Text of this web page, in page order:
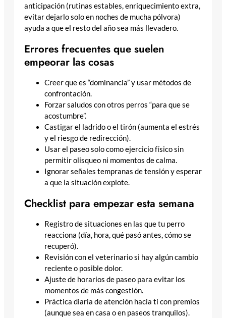
anticipación (rutinas estables, enriquecimiento extra,
evitar dejarlo solo en noches de mucha pólvora)
ayuda a que el resto del año sea más llevadero.
Errores frecuentes que suelen
empeorar las cosas
Creer que es “dominancia” y usar métodos de
confrontación.
Forzar saludos con otros perros “para que se
acostumbre”.
Castigar el ladrido o el tirón (aumenta el estrés
y el riesgo de redirección).
Usar el paseo solo como ejercicio físico sin
permitir olisqueo ni momentos de calma.
Ignorar señales tempranas de tensión y esperar
a que la situación explote.
Checklist para empezar esta semana
Registro de situaciones en las que tu perro
reacciona (día, hora, qué pasó antes, cómo se
recuperó).
Revisión con el veterinario si hay algún cambio
reciente o posible dolor.
Ajuste de horarios de paseo para evitar los
momentos de más congestión.
Práctica diaria de atención hacia ti con premios
(aunque sea en casa o en paseos tranquilos).